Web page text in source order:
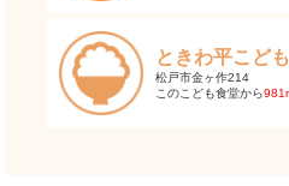
ときわ平こど
松戸市金ヶ作214
このこども食堂から